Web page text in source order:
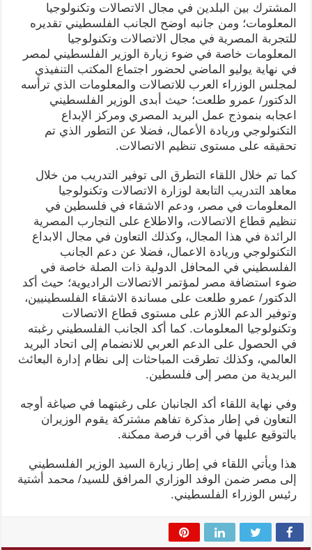
المشترك بين البلدين في مجال الاتصالات وتكنولوجيا
المعلومات؛ ومن جانبه اوضح الجانب الفلسطيني تقديره
للتجربة المصرية في مجال الاتصالات وتكنولوجيا
المعلومات خاصة في ضوء زيارة الوزير الفلسطيني لمصر
في نهاية يوليو الماضي لحضور اجتماع المكتب التنفيذي
لمجلس الوزراء العرب للاتصالات والمعلومات الذي ترأسه
الدكتور/ عمرو طلعت؛ حيث أبدى الوزير الفلسطيني
اعجابه بنموذج عمل البريد المصري ومركز الإبداع
التكنولوجي وريادة الأعمال، فضلا عن التطور الذي تم
تحقيقه على مستوى تنظيم الاتصالات.
كما تم خلال اللقاء التطرق الى توفير التدريب من خلال
معاهد التدريب التابعة لوزارة الاتصالات وتكنولوجيا
المعلومات في مصر، ودعم الاشقاء في فلسطين في
تنظيم قطاع الاتصالات، والاطلاع على التجارب المصرية
الرائدة في هذا المجال، وكذلك التعاون في مجال الابداع
التكنولوجي وريادة الاعمال، فضلا عن دعم الجانب
الفلسطيني في المحافل الدولية ذات الصلة خاصة في
ضوء استضافة مصر لمؤتمر الاتصالات الراديوية؛ حيث أكد
الدكتور/ عمرو طلعت على مساندة الاشقاء الفلسطينيين،
وتوفير الدعم اللازم على مستوى قطاع الاتصالات
وتكنولوجيا المعلومات. كما أكد الجانب الفلسطيني رغبته
في الحصول على الدعم العربي للانضمام إلى اتحاد البريد
العالمي، وكذلك تطرقت المباحثات إلى نظام إدارة البعائث
البريدية من مصر إلى فلسطين.
وفي نهاية اللقاء أكد الجانبان على رغبتهما في صياغة أوجه
التعاون في إطار مذكرة تفاهم مشتركة يقوم الوزيران
بالتوقيع عليها في أقرب فرصة ممكنة.
هذا ويأتي اللقاء في إطار زيارة السيد الوزير الفلسطيني
إلى مصر ضمن الوفد الوزاري المرافق للسيد/ محمد أشتية
رئيس الوزراء الفلسطيني.